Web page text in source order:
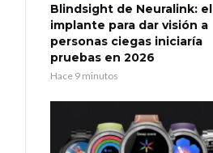
Blindsight de Neuralink: el
implante para dar visión a
personas ciegas iniciaría
pruebas en 2026
Hace 9 minutos